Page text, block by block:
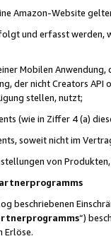
Amazon-Website
und erfasst werden,
Mobilen
der nicht Creators
stellen, nutzt;
(wie in Ziffer 4 (a)
soweit nicht im
von
beschriebenen
“)
Erlöse.